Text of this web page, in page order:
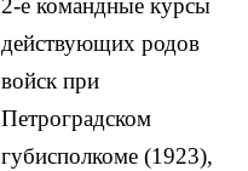
2-е командные курсы
действующих родов
войск при
Петроградском
губисполкоме (1923),